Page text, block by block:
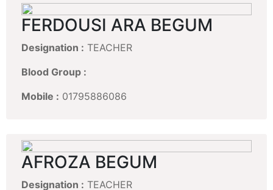
FERDOUSI ARA BEGUM
Designation : TEACHER
Blood Group :
Mobile : 01795886086
AFROZA BEGUM
Designation : TEACHER